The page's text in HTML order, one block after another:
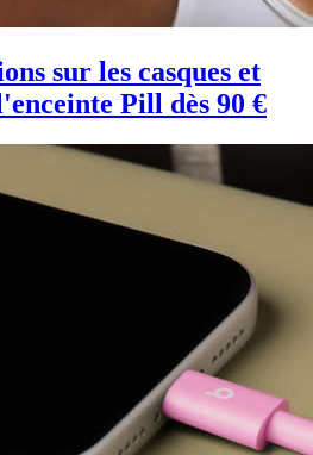
sur les casques et
Pill dès 90 €